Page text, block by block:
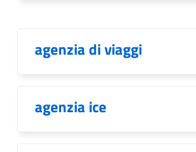
agenzia di viaggi
agenzia ice